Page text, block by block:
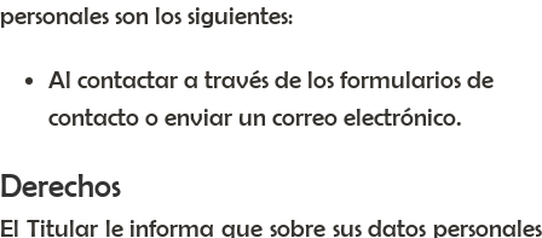
personales son los siguientes:
Al contactar a través de los formularios de
contacto o enviar un correo electrónico.
Derechos
El Titular le informa que sobre sus datos personales